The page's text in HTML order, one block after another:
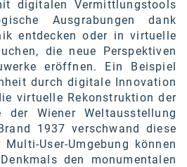
digitalen Vermittlungstools
Ausgrabungen dank
entdecken oder in virtuelle
die neue Perspektiven
eröffnen. Ein Beispiel
durch digitale Innovation
virtuelle Rekonstruktion der
der Wiener Weltausstellung
1937 verschwand diese
User-Umgebung können
den monumentalen